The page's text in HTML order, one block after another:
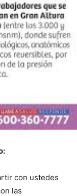
con ustedes
las